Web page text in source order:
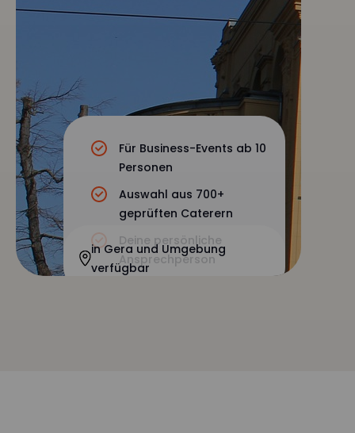
Für Business-Events ab 10
Personen
Auswahl aus 700+
geprüften Caterern
Deine persönliche
Ansprechperson
in Gera und Umgebung
verfügbar